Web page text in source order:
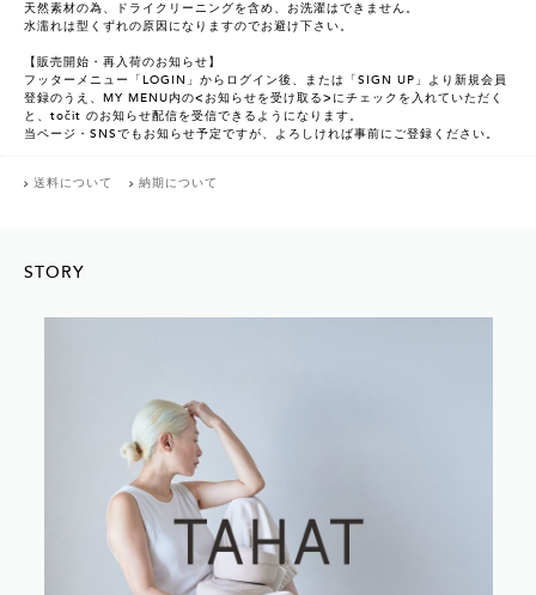
天然素材の為、ドライクリーニングを含め、お洗濯はできません。
水濡れは型くずれの原因になりますのでお避け下さい。
【販売開始・再入荷のお知らせ】
フッターメニュー「LOGIN」からログイン後、または「SIGN UP」より新規会員
登録のうえ、MY MENU内の<お知らせを受け取る>にチェックを入れていただく
と、točit のお知らせ配信を受信できるようになります。
当ページ・SNSでもお知らせ予定ですが、よろしければ事前にご登録ください。
送料について 納期について
STORY